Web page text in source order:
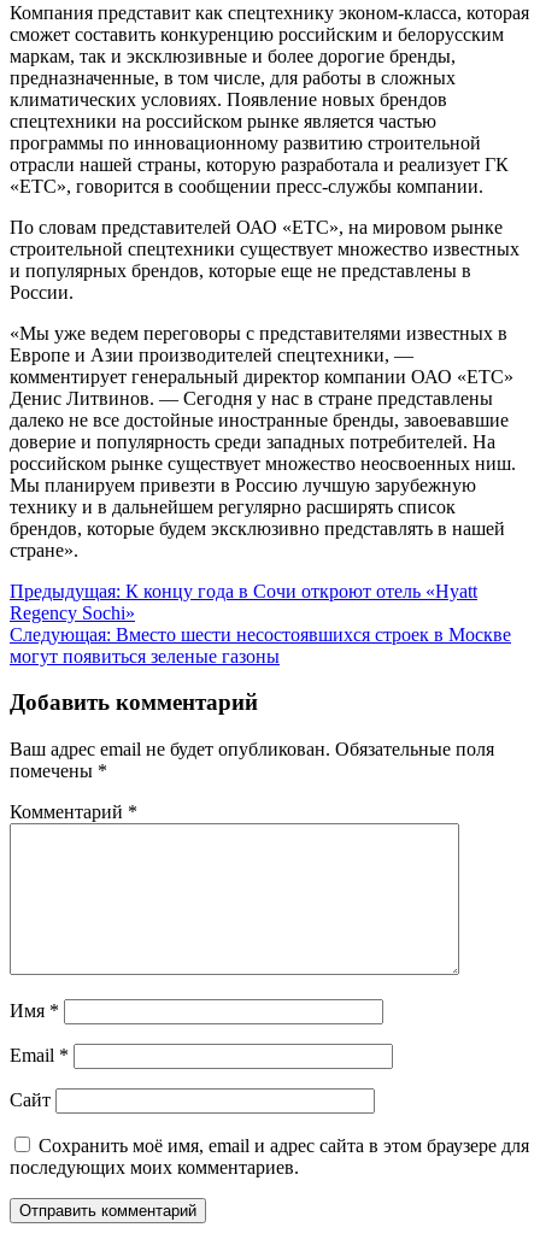
Компания представит как спецтехнику эконом-класса, которая
сможет составить конкуренцию российским и белорусским
маркам, так и эксклюзивные и более дорогие бренды,
предназначенные, в том числе, для работы в сложных
климатических условиях. Появление новых брендов
спецтехники на российском рынке является частью
программы по инновационному развитию строительной
отрасли нашей страны, которую разработала и реализует ГК
«ЕТС», говорится в сообщении пресс-службы компании.
По словам представителей ОАО «ЕТС», на мировом рынке
строительной спецтехники существует множество известных
и популярных брендов, которые еще не представлены в
России.
«Мы уже ведем переговоры с представителями известных в
Европе и Азии производителей спецтехники, —
комментирует генеральный директор компании ОАО «ЕТС»
Денис Литвинов. — Сегодня у нас в стране представлены
далеко не все достойные иностранные бренды, завоевавшие
доверие и популярность среди западных потребителей. На
российском рынке существует множество неосвоенных ниш.
Мы планируем привезти в Россию лучшую зарубежную
технику и в дальнейшем регулярно расширять список
брендов, которые будем эксклюзивно представлять в нашей
стране».
Навигация
по
записям
Предыдущая: К концу года в Сочи откроют отель «Hyatt
Regency Sochi»
Следующая: Вместо шести несостоявшихся строек в Москве
могут появиться зеленые газоны
Добавить комментарий
Ваш адрес email не будет опубликован. Обязательные поля
помечены *
Комментарий *
Имя *
Email *
Сайт
Сохранить моё имя, email и адрес сайта в этом браузере для
последующих моих комментариев.